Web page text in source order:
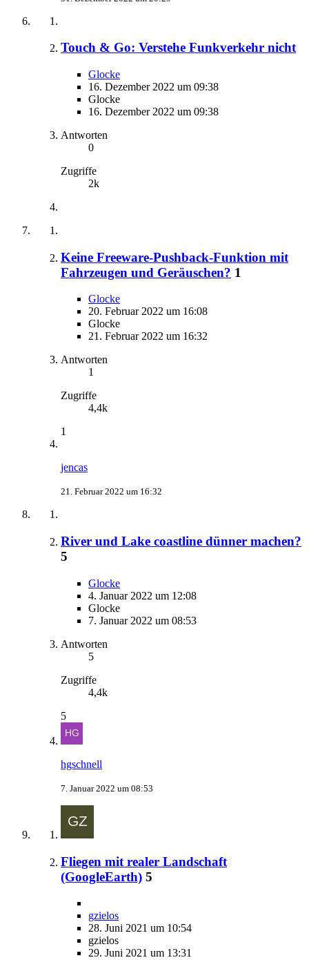
Touch & Go: Verstehe Funkverkehr nicht
Glocke
16. Dezember 2022 um 09:38
Glocke
16. Dezember 2022 um 09:38
Antworten
0
Zugriffe
2k
Keine Freeware-Pushback-Funktion mit
Fahrzeugen und Geräuschen? 1
Glocke
20. Februar 2022 um 16:08
Glocke
21. Februar 2022 um 16:32
Antworten
1
Zugriffe
4,4k
1
jencas
21. Februar 2022 um 16:32
River und Lake coastline dünner machen?
5
Glocke
4. Januar 2022 um 12:08
Glocke
7. Januar 2022 um 08:53
Antworten
5
Zugriffe
4,4k
5
hgschnell
7. Januar 2022 um 08:53
Fliegen mit realer Landschaft
(GoogleEarth) 5
gzielos
28. Juni 2021 um 10:54
gzielos
29. Juni 2021 um 13:31